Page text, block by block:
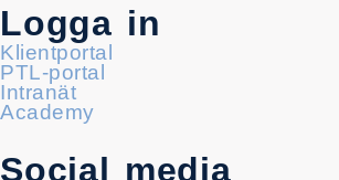
Logga in
Klientportal
PTL-portal
Intranät
Academy
Social media